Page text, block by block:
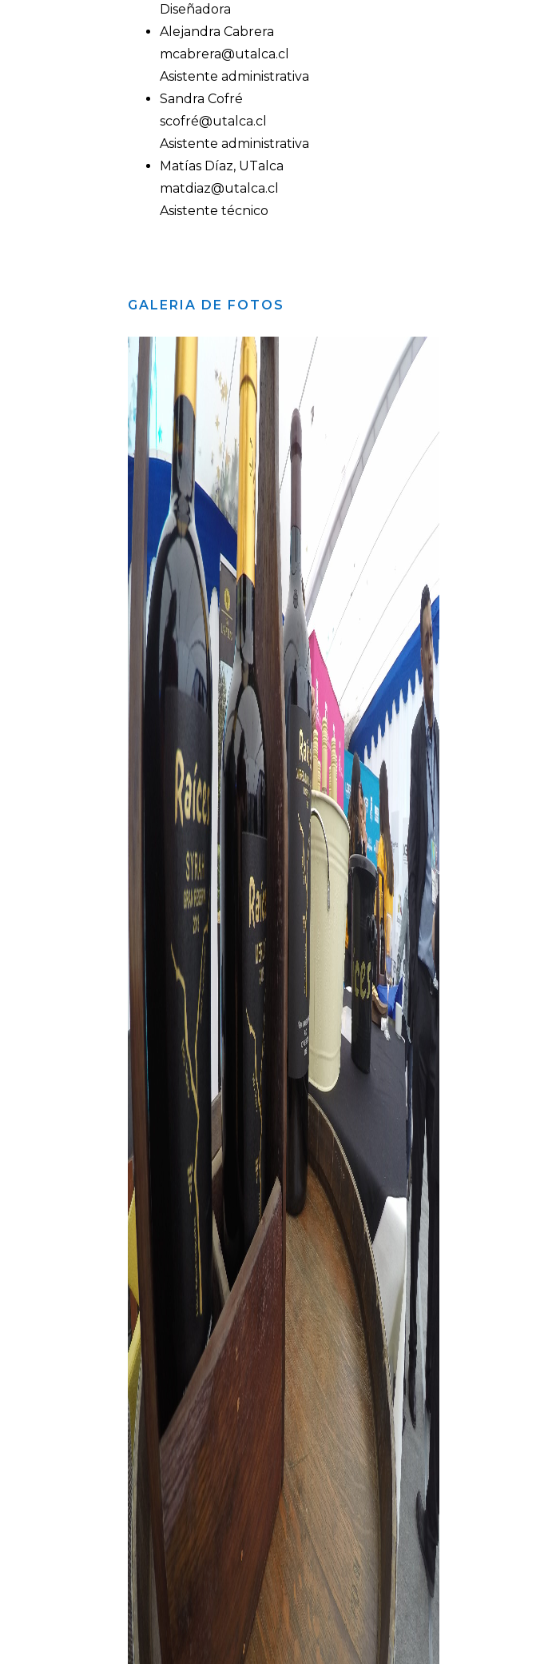
Diseñadora
Alejandra Cabrera
mcabrera@utalca.cl
Asistente administrativa
Sandra Cofré
scofré@utalca.cl
Asistente administrativa
Matías Díaz, UTalca
matdiaz@utalca.cl
Asistente técnico
GALERIA DE FOTOS